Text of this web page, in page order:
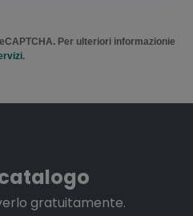
Per ulteriori informazionie
.
gratuitamente.